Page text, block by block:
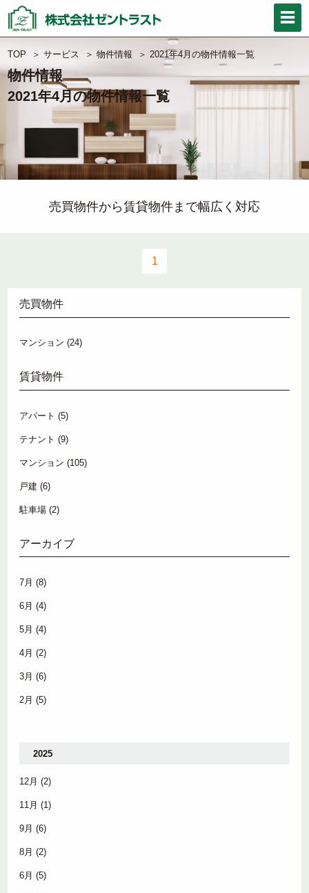
TOP ＞ サービス ＞ 物件情報 ＞ 2021年4月の物件情報一覧
物件情報
2021年4月の物件情報一覧
売買物件から賃貸物件まで幅広く対応
1
売買物件
マンション (24)
賃貸物件
アパート (5)
テナント (9)
マンション (105)
戸建 (6)
駐車場 (2)
アーカイブ
7月 (8)
6月 (4)
5月 (4)
4月 (2)
3月 (6)
2月 (5)
2025
12月 (2)
11月 (1)
9月 (6)
8月 (2)
6月 (5)